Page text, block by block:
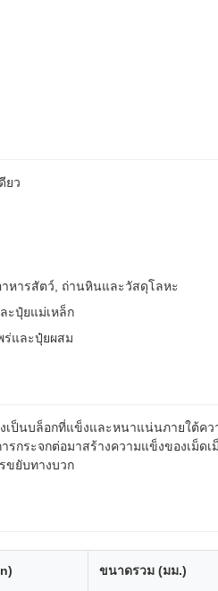
ยว
หารสัตว์, ถ่านหินและวัสดุโลหะ
ะปุ๋ยแม่เหล็ก
ร่และปุ๋ยผสม
บล็อกที่แข็งและหนาแน่นภายใต้คว
กระจกต่อมาสร้างความแข็งของเม็ด
ขยับทางบวก
ขนาดรวม (มม.)